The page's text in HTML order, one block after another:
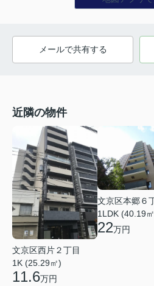
メールで共有する
近隣の物件
文京区西片２丁目
1K (25.29㎡)
11.6万円
文京区本郷６
1LDK (40.19
22万円